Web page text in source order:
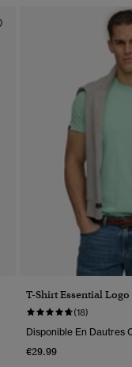
T-Shirt Essential Logo
(18)
Disponible En Dautres
€29.99